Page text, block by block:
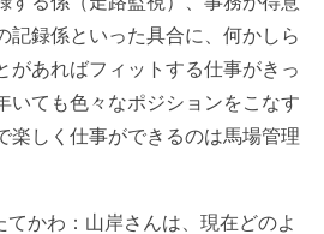
記録係といった具合に、何かしら
があればフィットする仕事がきっ
いても色々なポジションをこなす
楽しく仕事ができるのは馬場管理
かわ：山岸さんは、現在どのよ